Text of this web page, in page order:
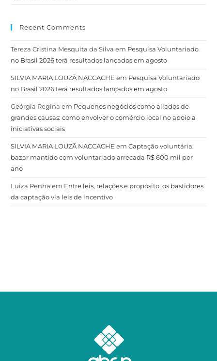
Recent Comments
Tereza Cristina Mesquita da Silva em Pesquisa Voluntariado
no Brasil 2026 terá resultados lançados em agosto
SILVIA MARIA LOUZÃ NACCACHE em Pesquisa Voluntariado
no Brasil 2026 terá resultados lançados em agosto
Geórgia Regina em Pequenos negócios como aliados de
grandes causas: como envolver o comércio local no apoio a
iniciativas sociais
SILVIA MARIA LOUZÃ NACCACHE emCaptação voluntária:
bazar mantido com voluntariado arrecada R$ 600 mil por
ano
Luiza Penha em Entre leis, relações e propósito: os bastidores
da captação via leis de incentivo